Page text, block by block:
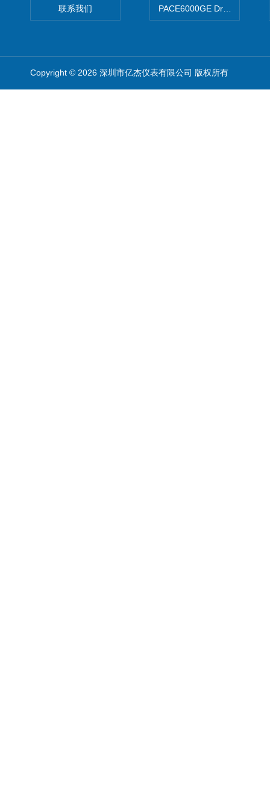
联系我们 PACE6000GE Druck德鲁克
Copyright © 2026 深圳市亿杰仪表有限公司 版权所有